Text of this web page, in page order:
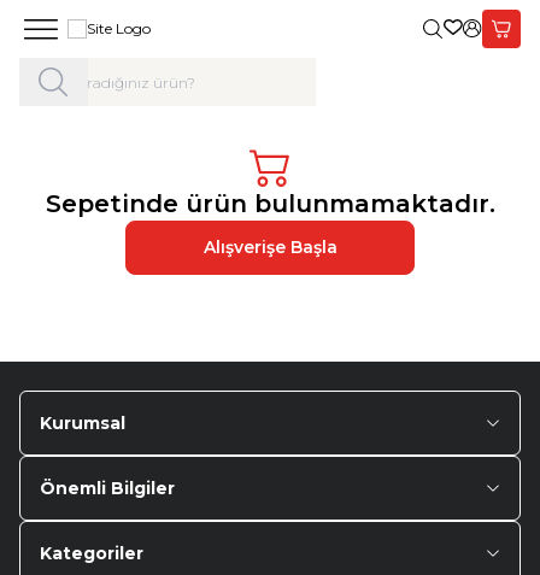
Giriş Yap,
Sepetinde ürün bulunmamaktadır.
Alışverişe Başla
Kurumsal
Önemli Bilgiler
Kategoriler